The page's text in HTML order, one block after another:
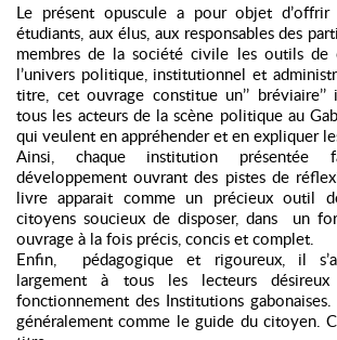
Le présent opuscule a pour objet d’offrir
étudiants, aux élus, aux responsables des
membres de la société civile les outils de
l’univers politique, institutionnel et
titre, cet ouvrage constitue un’’ bréviaire’’
tous les acteurs de la scène politique au
qui veulent en appréhender et en expliquer
Ainsi, chaque institution présentée
développement ouvrant des pistes de
livre apparait comme un précieux outil
citoyens soucieux de disposer, dans
un
ouvrage à la fois précis, concis et complet.
Enfin,
pédagogique et rigoureux, il
largement à tous les lecteurs
fonctionnement des Institutions
généralement comme le guide du citoyen.